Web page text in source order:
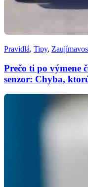
Pravidlá, Tipy,
Prečo ti po výmene
senzor: Chyba,